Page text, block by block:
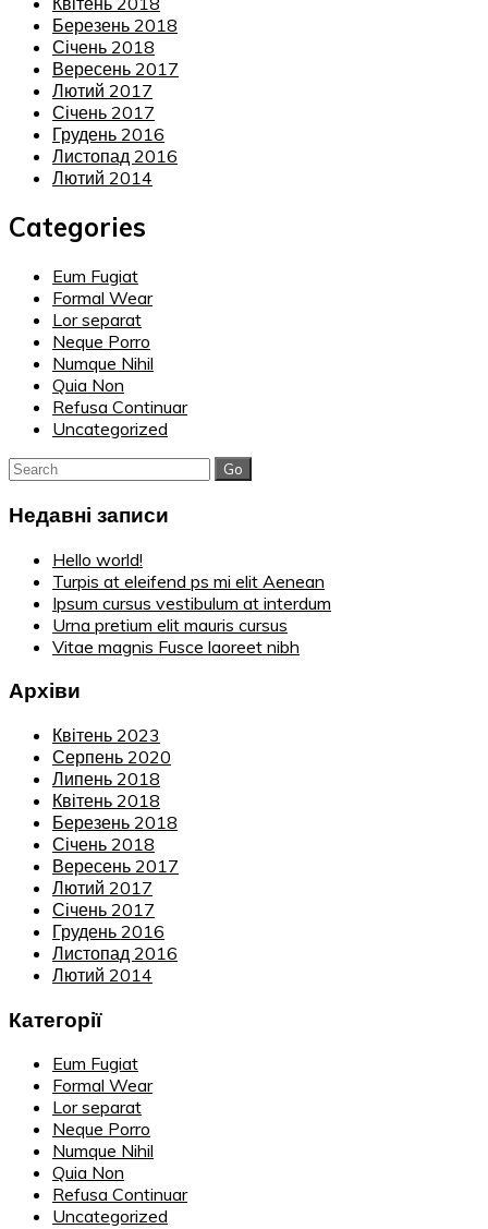
Березень 2018
Січень 2018
Вересень 2017
Лютий 2017
Січень 2017
Грудень 2016
Листопад 2016
Лютий 2014
Categories
Eum Fugiat
Formal Wear
Lor separat
Neque Porro
Numque Nihil
Quia Non
Refusa Continuar
Uncategorized
Search
Недавні записи
Hello world!
Turpis at eleifend ps mi elit Aenean
Ipsum cursus vestibulum at interdum
Urna pretium elit mauris cursus
Vitae magnis Fusce laoreet nibh
Архіви
Квітень 2023
Серпень 2020
Липень 2018
Квітень 2018
Березень 2018
Січень 2018
Вересень 2017
Лютий 2017
Січень 2017
Грудень 2016
Листопад 2016
Лютий 2014
Категорії
Eum Fugiat
Formal Wear
Lor separat
Neque Porro
Numque Nihil
Quia Non
Refusa Continuar
Uncategorized